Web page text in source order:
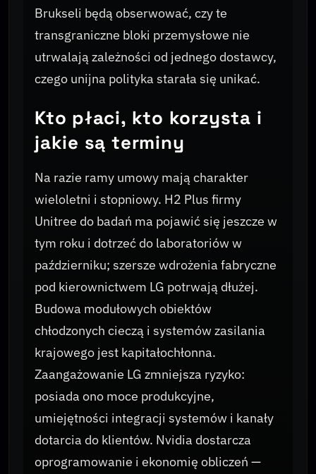
Brukseli będą obserwować, czy te
transgraniczne bloki przemysłowe nie
utrwalają zależności od jednego dostawcy,
czego unijna polityka starała się unikać.
Kto płaci, kto korzysta i
jakie są terminy
Na razie ramy umowy mają charakter
wieloletni i stopniowy. H2 Plus firmy
Unitree do badań ma pojawić się jeszcze w
tym roku i dotrzeć do laboratoriów w
październiku; szersze wdrożenia fabryczne
pod kierownictwem LG potrwają dłużej.
Budowa modułowych obiektów
chłodzonych cieczą i systemów zasilania
krajowego jest kapitałochłonna.
Zaangażowanie LG zmniejsza ryzyko:
posiada ono moce produkcyjne,
umiejętności integracji systemów i kanały
dotarcia do klientów. Nvidia dostarcza
oprogramowanie i ekonomię obliczeń —